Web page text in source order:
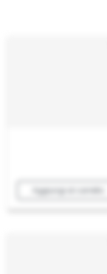
Aggiungi al carrello